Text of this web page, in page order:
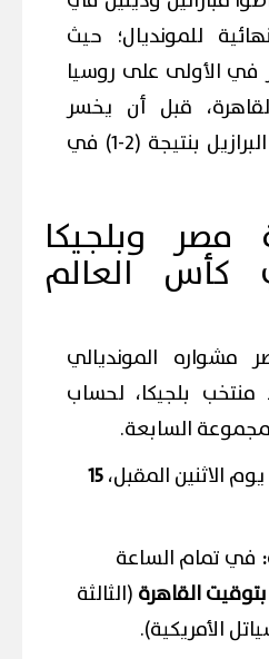
للمونديال؛ حيث
في الأولى على روسيا
قبل أن يخسر
الودية الثانية أمام البرازيل بنتيجة (2-1) في
مصر وبلجيكا
كأس العالم
المونديالي
بلجيكا، لحساب
السابعة.
يوم الاثنين المقبل،15
في تمام الساعة
القاهرة (الثالثة
الأمريكية).